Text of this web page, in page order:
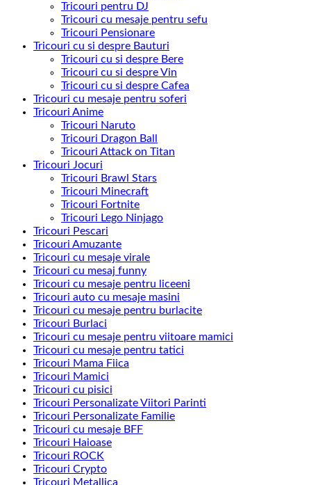
Tricouri pentru DJ
Tricouri cu mesaje pentru sefu
Tricouri Pensionare
Tricouri cu si despre Bauturi
Tricouri cu si despre Bere
Tricouri cu si despre Vin
Tricouri cu si despre Cafea
Tricouri cu mesaje pentru soferi
Tricouri Anime
Tricouri Naruto
Tricouri Dragon Ball
Tricouri Attack on Titan
Tricouri Jocuri
Tricouri Brawl Stars
Tricouri Minecraft
Tricouri Fortnite
Tricouri Lego Ninjago
Tricouri Pescari
Tricouri Amuzante
Tricouri cu mesaje virale
Tricouri cu mesaj funny
Tricouri cu mesaje pentru liceeni
Tricouri auto cu mesaje masini
Tricouri cu mesaje pentru burlacite
Tricouri Burlaci
Tricouri cu mesaje pentru viitoare mamici
Tricouri cu mesaje pentru tatici
Tricouri Mama Fiica
Tricouri Mamici
Tricouri cu pisici
Tricouri Personalizate Viitori Parinti
Tricouri Personalizate Familie
Tricouri cu mesaje BFF
Tricouri Haioase
Tricouri ROCK
Tricouri Crypto
Tricouri Metallica